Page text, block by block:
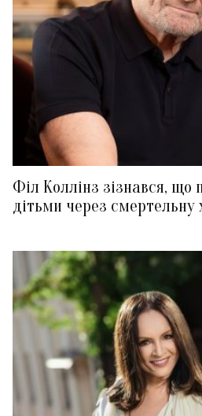
Філ Коллінз зізнався, що
дітьми через смертельну